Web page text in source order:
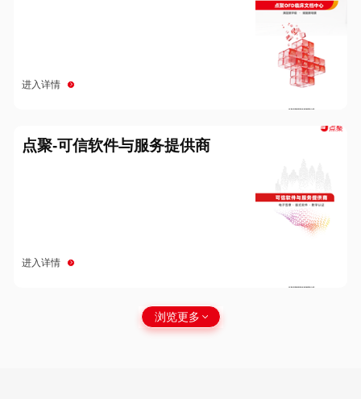
进入详情
点聚-可信软件与服务提供商
进入详情
浏览更多